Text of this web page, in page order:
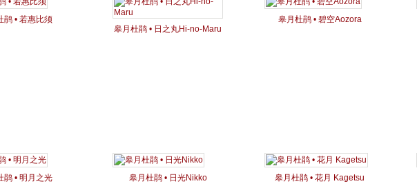
鹃 • 若惠比须
皋月杜鹃 • 日之丸Hi-no-Maru
皋月杜鹃 • 碧空Aozora
鹃 • 明月之光 皋月杜鹃 • 日光Nikko 皋月杜鹃 • 花月 Kagetsu